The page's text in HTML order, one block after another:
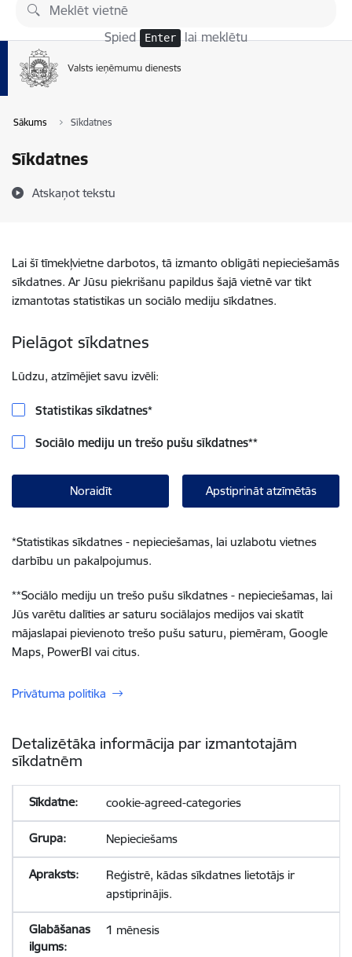
Pāriet uz lapas saturu
Spied Enter lai meklētu
Sākums Sīkdatnes
Sīkdatnes
Atskaņot tekstu
Lai šī tīmekļvietne darbotos, tā izmanto obligāti nepieciešamās
sīkdatnes. Ar Jūsu piekrišanu papildus šajā vietnē var tikt
izmantotas statistikas un sociālo mediju sīkdatnes.
Pielāgot sīkdatnes
Lūdzu, atzīmējiet savu izvēli:
Statistikas sīkdatnes*
Sociālo mediju un trešo pušu sīkdatnes**
Noraidīt Apstiprināt atzīmētās
*Statistikas sīkdatnes - nepieciešamas, lai uzlabotu vietnes
darbību un pakalpojumus.
**Sociālo mediju un trešo pušu sīkdatnes - nepieciešamas, lai
Jūs varētu dalīties ar saturu sociālajos medijos vai skatīt
mājaslapai pievienoto trešo pušu saturu, piemēram, Google
Maps, PowerBI vai citus.
Privātuma politika
Detalizētāka informācija par izmantotajām
sīkdatnēm
cookie-agreed-categories
Nepieciešams
Reģistrē, kādas sīkdatnes lietotājs ir
apstiprinājis.
1 mēnesis